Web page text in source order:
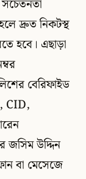
দ্রুত নিকটস্থ
হবে। এছাড়া
বেরিফাইড
CID,
জসিম উদ্দিন
বা মেসেজে